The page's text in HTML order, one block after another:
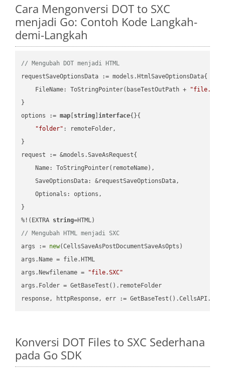
Cara Mengonversi DOT to SXC
menjadi Go: Contoh Kode Langkah-
demi-Langkah
// Mengubah DOT menjadi HTML
requestSaveOptionsData := models.HtmlSaveOptionsData{
    FileName: ToStringPointer(baseTestOutPath +
"file.DOT"
}
options := map string ]interface{}{
"folder" : remoteFolder,
}
request := &models.SaveAsRequest{
    Name: ToStringPointer(remoteName),
    SaveOptionsData: &requestSaveOptionsData,
    Optionals: options,
}
%!(EXTRA string
// Mengubah HTML menjadi SXC
args := new(CellsSaveAsPostDocumentSaveAsOpts)
args.Name = file.HTML
args.Newfilename =
"file.SXC"
args.Folder = GetBaseTest().remoteFolder
Konversi DOT Files to SXC Sederhana
pada Go SDK